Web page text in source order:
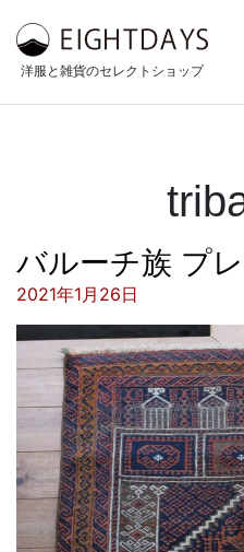
洋服と雑貨のセレクトショップ
バルーチ族 プ
投稿日:
2021年1月26日